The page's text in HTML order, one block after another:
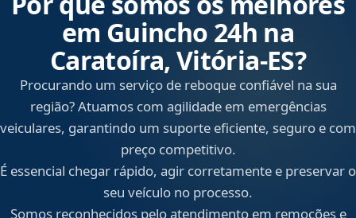
em Guincho 24h na
Caratoíra, Vitória‑ES?
Procurando um serviço de reboque confiável na sua
região? Atuamos com agilidade em emergências
veiculares, garantindo um suporte eficiente, seguro e com
preço competitivo.
É essencial chegar rápido, agir corretamente e preservar o
seu veículo no processo.
Somos reconhecidos pelo atendimento em remoções e